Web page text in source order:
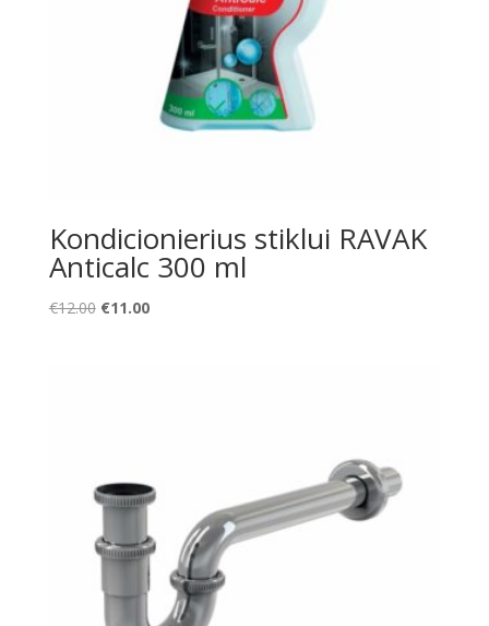
Kondicionierius stiklui RAVAK
Anticalc 300 ml
€12.00 Original
€11.00Current